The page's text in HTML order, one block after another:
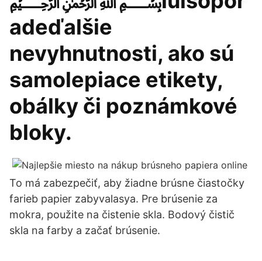
adeďalšie
nevyhnutnosti, ako sú
samolepiace etikety,
obálky či poznámkové
bloky.
To má zabezpečiť, aby žiadne brúsne čiastočky
farieb papier zabyvalasya. Pre brúsenie za
mokra, použite na čistenie skla. Bodový čistič
skla na farby a začať brúsenie.